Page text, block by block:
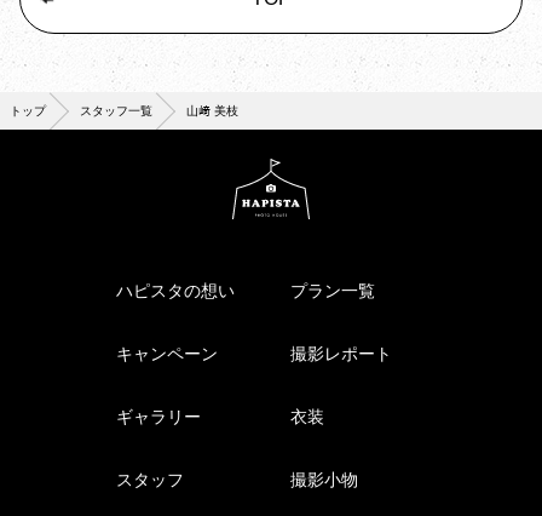
トップ スタッフ一覧 山﨑 美枝
ハピスタの想い プラン一覧
キャンペーン 撮影レポート
ギャラリー 衣装
スタッフ 撮影小物